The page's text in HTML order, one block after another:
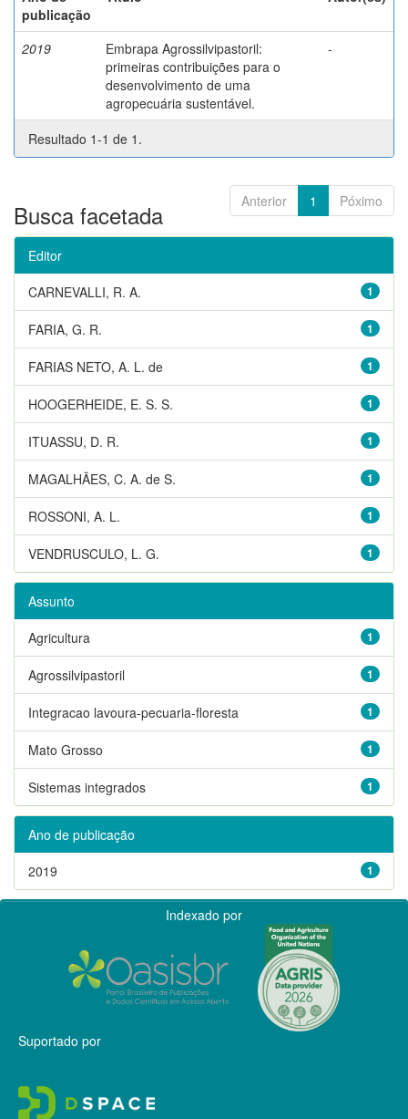
publicação
2019
Embrapa Agrossilvipastoril:
primeiras contribuições para o
desenvolvimento de uma
agropecuária sustentável.
-
Resultado 1-1 de 1.
Anterior 1 Póximo
Busca facetada
Editor
1
CARNEVALLI, R. A.
1
FARIA, G. R.
1
FARIAS NETO, A. L. de
1
HOOGERHEIDE, E. S. S.
1
ITUASSU, D. R.
1
MAGALHÃES, C. A. de S.
1
ROSSONI, A. L.
1
VENDRUSCULO, L. G.
Assunto
1
Agricultura
1
Agrossilvipastoril
1
Integracao lavoura-pecuaria-floresta
1
Mato Grosso
1
Sistemas integrados
Ano de publicação
1
2019
Indexado por
Suportado por